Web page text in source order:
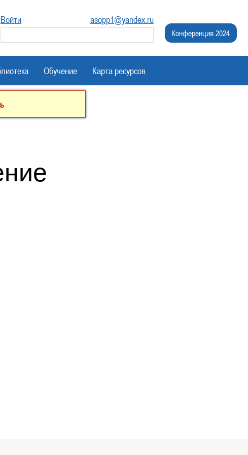
Войти asopp1@yandex.ru
Конференция 2024
Обучение Карта ресурсов